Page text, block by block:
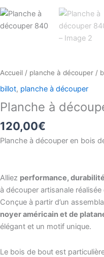
Accueil / planche à découper /
billot, planche à découper
Planche à
120,00€
Planche à découper en bois
Alliez performance,
à découper artisanale réalisée
Conçue à partir d’un
noyer américain et de
élégant et un motif unique.
Le bois de bout est